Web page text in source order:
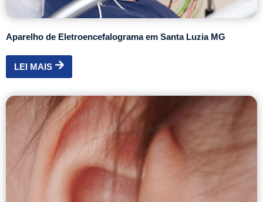
Aparelho de Eletroencefalograma em Santa Luzia MG
LEI MAIS